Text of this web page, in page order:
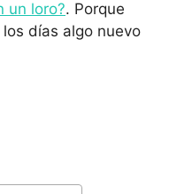
un loro?. Porque
días algo nuevo